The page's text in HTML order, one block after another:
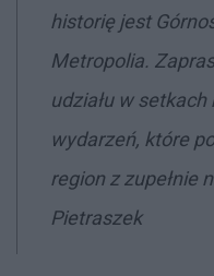
historię jest
Metropolia.
udziału w
wydarzeń, które
region z zupełnie
Pietraszek